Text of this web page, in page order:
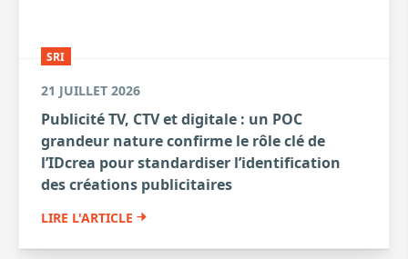
SRI
21 JUILLET 2026
Publicité TV, CTV et digitale : un POC
grandeur nature confirme le rôle clé de
l’IDcrea pour standardiser l’identification
des créations publicitaires
LIRE L'ARTICLE